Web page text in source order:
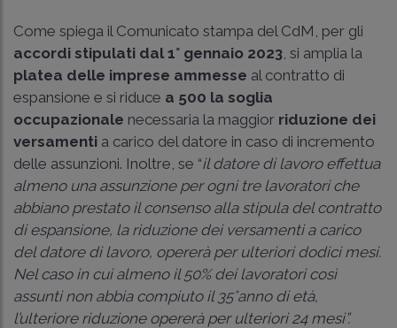
Come spiega il Comunicato stampa del CdM, per gli
accordi stipulati dal 1° gennaio 2023 , si amplia la
platea delle imprese ammesse al contratto di
espansione e si riduce a 500 la soglia
occupazionale necessaria la maggior riduzione dei
versamenti a carico del datore in caso di incremento
delle assunzioni. Inoltre, se “il datore di lavoro effettua
almeno una assunzione per ogni tre lavoratori che
abbiano prestato il consenso alla stipula del contratto
di espansione, la riduzione dei versamenti a carico
del datore di lavoro, opererà per ulteriori dodici mesi.
Nel caso in cui almeno il 50% dei lavoratori così
assunti non abbia compiuto il 35°anno di età,
l’ulteriore riduzione opererà per ulteriori 24 mesi”.